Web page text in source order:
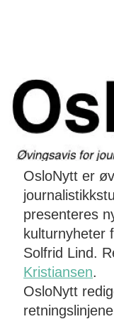
OsloNytt er
presenteres
kulturnyheter
Solfrid Lind.
Kristiansen.
OsloNytt